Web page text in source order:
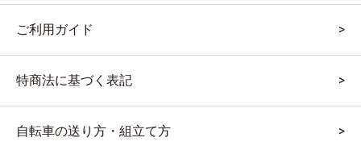
ご利用ガイド
特商法に基づく表記
自転車の送り方・組立て方